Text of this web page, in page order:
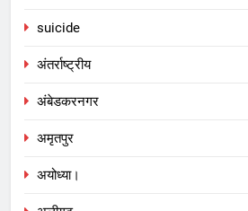
suicide
अंतर्राष्ट्रीय
अंबेडकरनगर
अमृतपुर
अयोध्या।